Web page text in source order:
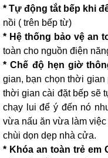
* Tự động tắt bếp khi
nồi ( trên bếp từ)
* Hệ thống bảo vệ an
toàn cho nguồn điện
* Chế độ hẹn giờ
gian, bạn chọn thời
thời gian cài đặt bếp sẽ
chạy lui để ý đến nó
vừa nấu ăn vừa làm
chùi dọn dẹp nhà cửa.
* Khóa an toàn trẻ em